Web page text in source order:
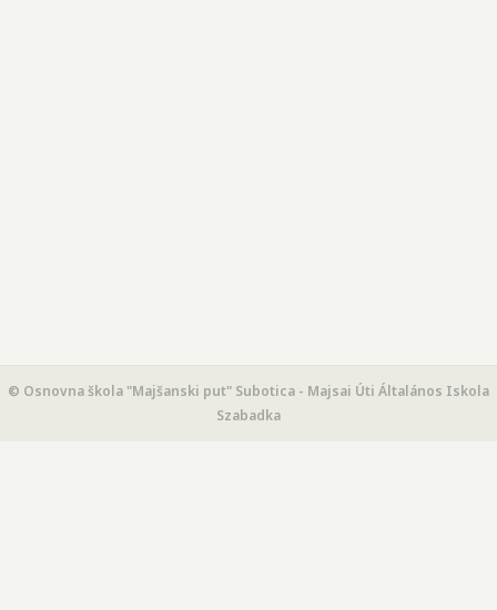
© Osnovna škola "Majšanski put" Subotica - Majsai Úti Általános Iskola
Szabadka